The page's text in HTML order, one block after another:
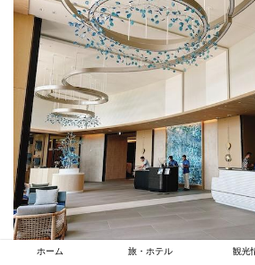
ホーム 旅・ホテル 観光